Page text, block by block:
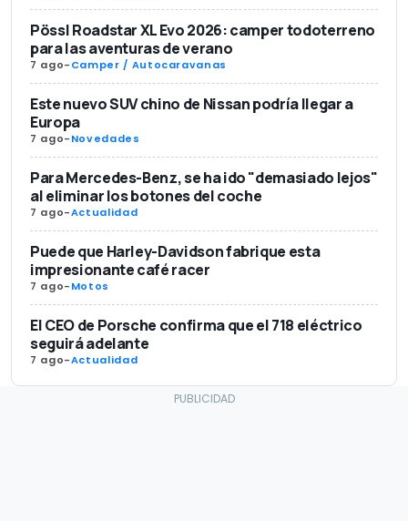
Pössl Roadstar XL Evo 2026: camper todoterreno
para las aventuras de verano
7 ago-Camper / Autocaravanas
Este nuevo SUV chino de Nissan podría llegar a
Europa
7 ago-Novedades
Para Mercedes-Benz, se ha ido "demasiado lejos"
al eliminar los botones del coche
7 ago-Actualidad
Puede que Harley-Davidson fabrique esta
impresionante café racer
7 ago-Motos
El CEO de Porsche confirma que el 718 eléctrico
seguirá adelante
7 ago-Actualidad